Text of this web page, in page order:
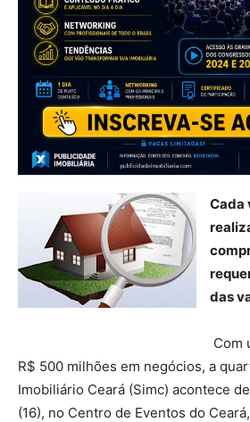
Cada
das
Com
R$ 500 milhões em negócios, a
Imobiliário Ceará (Simc) acontece
(16), no Centro de Eventos do